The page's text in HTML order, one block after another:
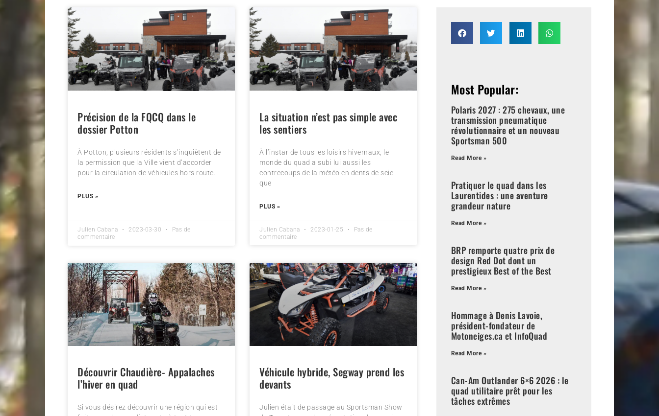
Précision de la FQCQ dans le
dossier Potton
À Potton, plusieurs résidents s’inquiètent de
la permission que la Ville vient d’accorder
pour la circulation de véhicules hors route.
PLUS »
Julien Cabana 2023-03-30
Pas de
commentaire
La situation n’est pas simple avec
les sentiers
À l’instar de tous les loisirs hivernaux, le
monde du quad a subi lui aussi les
contrecoups de la météo en dents de scie
que
PLUS »
Julien Cabana 2023-01-25
Pas de
commentaire
Découvrir Chaudière- Appalaches
l’hiver en quad
Si vous désirez découvrir une région qui est
Véhicule hybride, Segway prend les
devants
Julien était de passage au Sportsman Show
Most Popular:
Polaris 2027 : 275 chevaux, une
transmission pneumatique
révolutionnaire et un nouveau
Sportsman 500
Read More »
Pratiquer le quad dans les
Laurentides : une aventure
grandeur nature
Read More »
BRP remporte quatre prix de
design Red Dot dont un
prestigieux Best of the Best
Read More »
Hommage à Denis Lavoie,
président-fondateur de
Motoneiges.ca et InfoQuad
Read More »
Can-Am Outlander 6×6 2026 : le
quad utilitaire prêt pour les
tâches extrêmes